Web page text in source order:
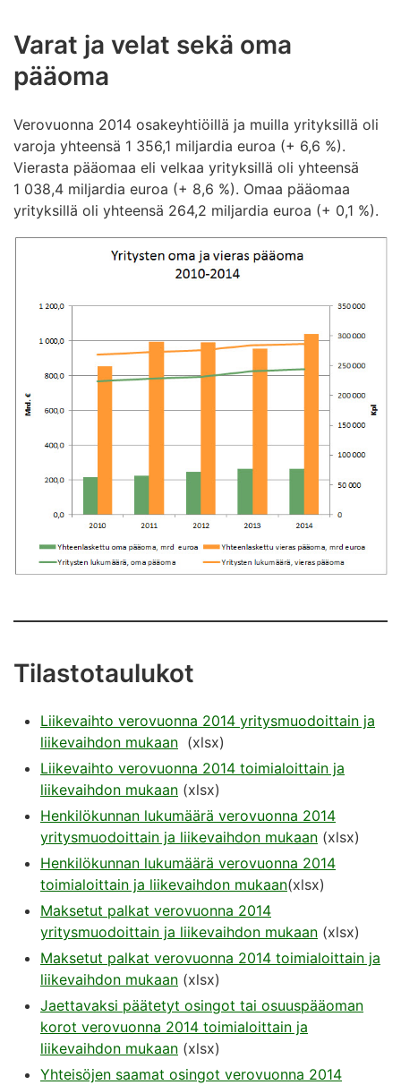
Varat ja velat sekä oma
pääoma
Verovuonna 2014 osakeyhtiöillä ja muilla yrityksillä oli
varoja yhteensä 1 356,1 miljardia euroa (+ 6,6 %).
Vierasta pääomaa eli velkaa yrityksillä oli yhteensä
1 038,4 miljardia euroa (+ 8,6 %). Omaa pääomaa
yrityksillä oli yhteensä 264,2 miljardia euroa (+ 0,1 %).
Tilastotaulukot
Liikevaihto verovuonna 2014 yritysmuodoittain ja
liikevaihdon mukaan (xlsx)
Liikevaihto verovuonna 2014 toimialoittain ja
liikevaihdon mukaan (xlsx)
Henkilökunnan lukumäärä verovuonna 2014
yritysmuodoittain ja liikevaihdon mukaan (xlsx)
Henkilökunnan lukumäärä verovuonna 2014
toimialoittain ja liikevaihdon mukaan(xlsx)
Maksetut palkat verovuonna 2014
yritysmuodoittain ja liikevaihdon mukaan (xlsx)
Maksetut palkat verovuonna 2014 toimialoittain ja
liikevaihdon mukaan (xlsx)
Jaettavaksi päätetyt osingot tai osuuspääoman
korot verovuonna 2014 toimialoittain ja
liikevaihdon mukaan (xlsx)
Yhteisöjen saamat osingot verovuonna 2014